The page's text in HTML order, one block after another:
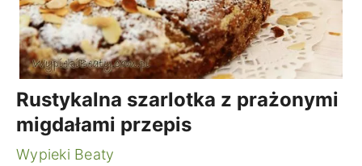
Rustykalna szarlotka z prażonymi
migdałami przepis
Wypieki Beaty